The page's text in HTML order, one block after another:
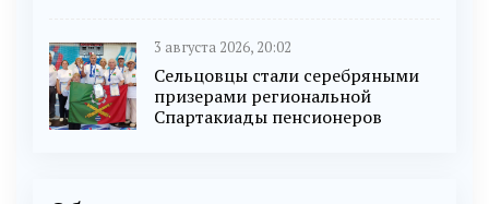
3 августа 2026, 20:02
Сельцовцы стали серебряными
призерами региональной
Спартакиады пенсионеров